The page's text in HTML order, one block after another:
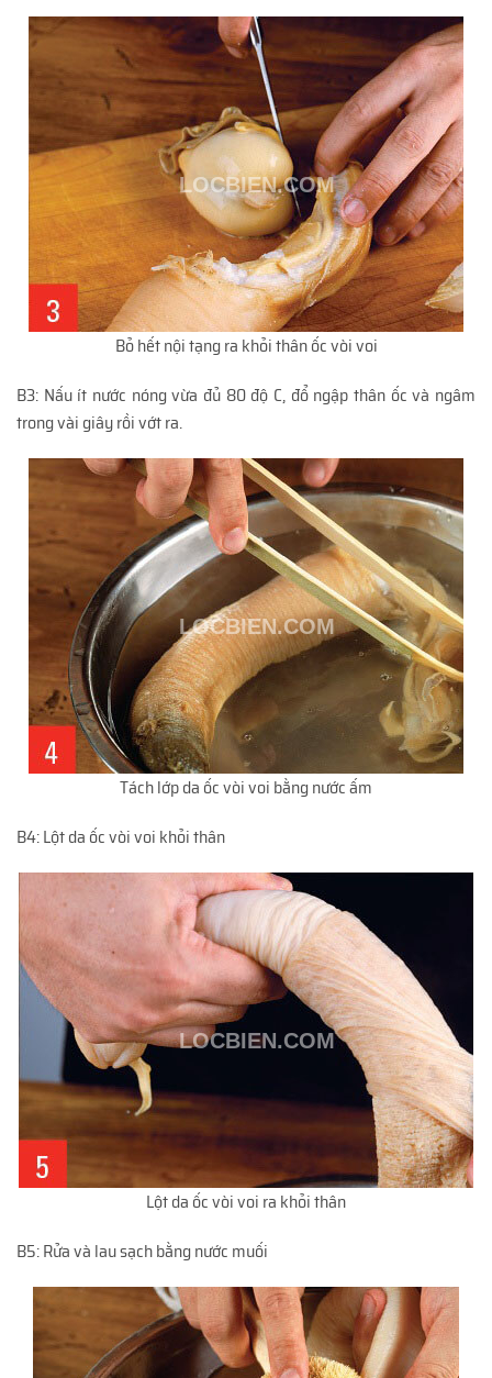
Bỏ hết nội tạng ra khỏi thân ốc vòi voi
B3: Nấu ít nước nóng vừa đủ 80 độ C, đổ ngập thân ốc và ngâm
trong vài giây rồi vớt ra.
Tách lớp da ốc vòi voi bằng nước ấm
B4: Lột da ốc vòi voi khỏi thân
Lột da ốc vòi voi ra khỏi thân
B5: Rửa và lau sạch bằng nước muối